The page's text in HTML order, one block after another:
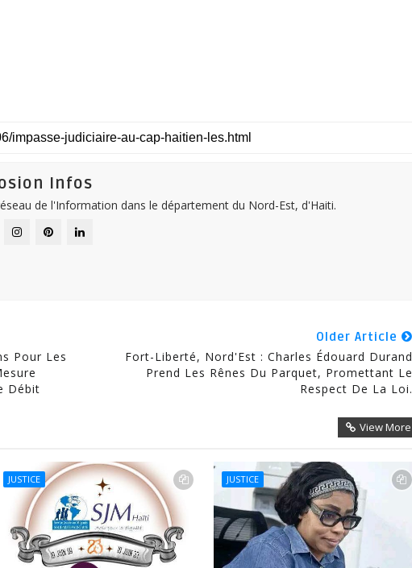
Infos
de l'Information dans le département du Nord-Est, d'Haiti.
Pour Les
Débit
Older Article
Fort-Liberté, Nord'Est : Charles Édouard Durand
Prend Les Rênes Du Parquet, Promettant Le
Respect De La Loi.
View More
JUSTICE JUSTICE